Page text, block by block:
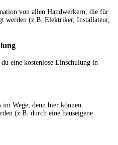
von allen Handwerkern, die für
werden (z.B. Elektriker, Installateur,
eine kostenlose Einschulung in
Wege, denn hier können
(z.B. durch eine hauseigene